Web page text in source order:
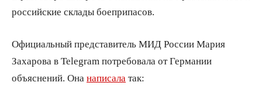
российские склады боеприпасов.
Официальный представитель МИД России Мария
Захарова в Telegram потребовала от Германии
объяснений. Она написала так: